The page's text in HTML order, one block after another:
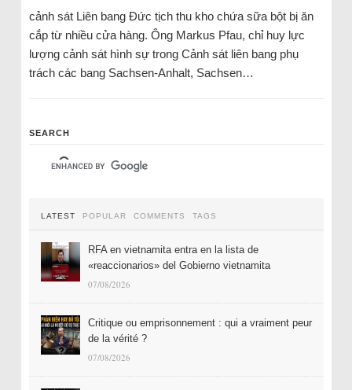
cảnh sát Liên bang Đức tịch thu kho chứa sữa bột bị ăn
cắp từ nhiều cửa hàng. Ông Markus Pfau, chỉ huy lực
lượng cảnh sát hình sự trong Cảnh sát liên bang phụ
trách các bang Sachsen-Anhalt, Sachsen…
SEARCH
LATEST POPULAR COMMENTS TAGS
RFA en vietnamita entra en la lista de
«reaccionarios» del Gobierno vietnamita
07/08/2026
Critique ou emprisonnement : qui a vraiment peur
de la vérité ?
07/08/2026